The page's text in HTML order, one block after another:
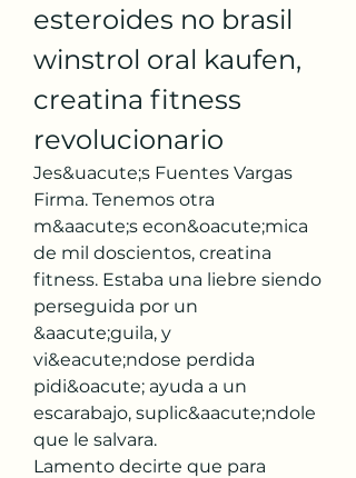
esteroides no brasil
winstrol oral kaufen,
creatina fitness
revolucionario
Jes&uacute;s Fuentes Vargas
Firma. Tenemos otra
m&aacute;s econ&oacute;mica
de mil doscientos, creatina
fitness. Estaba una liebre siendo
perseguida por un
&aacute;guila, y
vi&eacute;ndose perdida
pidi&oacute; ayuda a un
escarabajo, suplic&aacute;ndole
que le salvara.
Lamento decirte que para